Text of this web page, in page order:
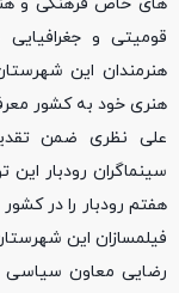
قومیتی و
هنرمندان این
هنری خود به کشور
علی نظری ضمن تقدیر
سینماگران رودبار این
هفتم رودبار را در
فیلمسازان این
رضایی معاون سیاسی